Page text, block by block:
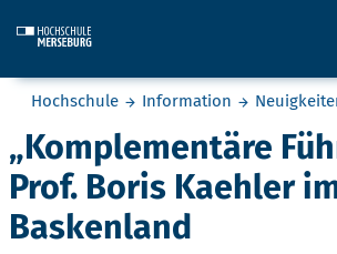
Sie befinden sich hier:
Hochschule Information
„Komplementäre
Prof. Boris Kaehler
Baskenland